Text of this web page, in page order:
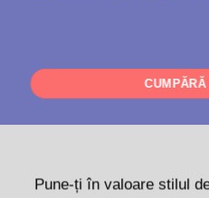
CUMPĂRĂ
Pune-ți în valoare stilul